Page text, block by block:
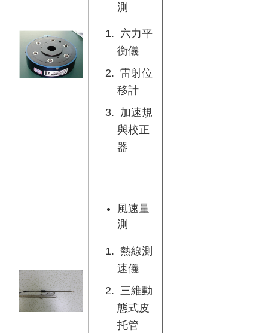
測
六力平
衡儀
雷射位
移計
加速規
與校正
器
風速量
測
熱線測
速儀
三維動
態式皮
托管